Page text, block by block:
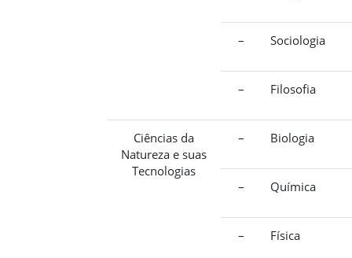
– Sociologia
– Filosofia
Ciências da
Natureza e suas
Tecnologias
– Biologia
– Química
– Física